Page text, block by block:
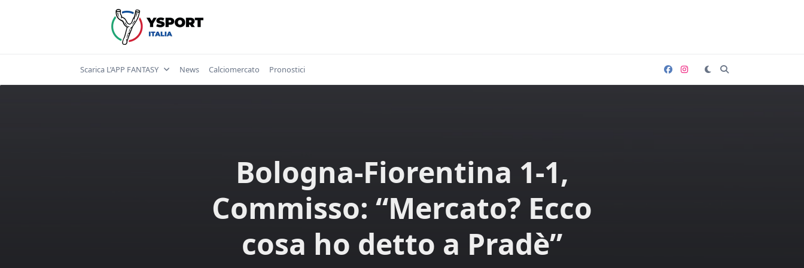
Scarica L’APP FANTASY News Calciomercato Pronostici
Bologna-Fiorentina 1-1,
Commisso: “Mercato? Ecco
cosa ho detto a Pradè”